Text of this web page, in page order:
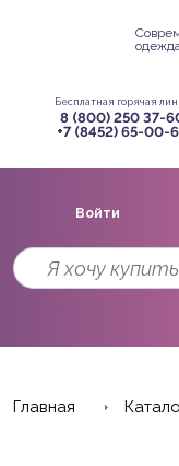
Бесплатная горячая
8 (800) 250 37-
+7 (8452) 65-00-
Войти
Главная